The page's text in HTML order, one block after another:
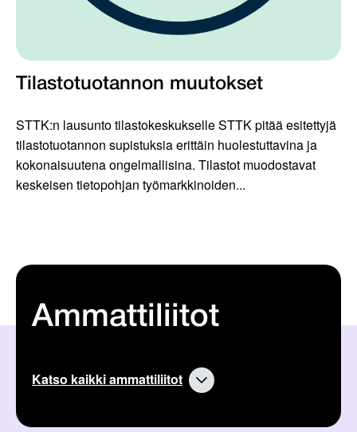
Tilastotuotannon muutokset
STTK:n lausunto tilastokeskukselle STTK pitää esitettyjä
tilastotuotannon supistuksia erittäin huolestuttavina ja
kokonaisuutena ongelmallisina. Tilastot muodostavat
keskeisen tietopohjan työmarkkinoiden...
Ammattiliitot
Katso kaikki ammattiliitot